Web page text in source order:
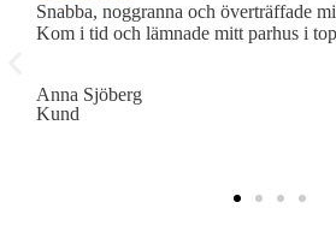
Snabba, noggranna och överträffade
Kom i tid och lämnade mitt parhus i
Anna Sjöberg
Kund